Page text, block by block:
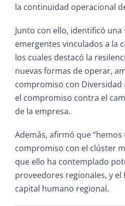
la continuidad operacional
Junto con ello, identificó una
emergentes vinculados a la
los cuales destacó la
nuevas formas de operar,
compromiso con
el compromiso contra el
de la empresa.
Además, afirmó que
compromiso con el clúster
que ello ha contemplado
proveedores regionales, y
capital humano regional.